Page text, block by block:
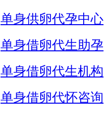
单身供卵代孕中心
单身借卵代生助孕
单身借卵代生机构
单身借卵代怀咨询